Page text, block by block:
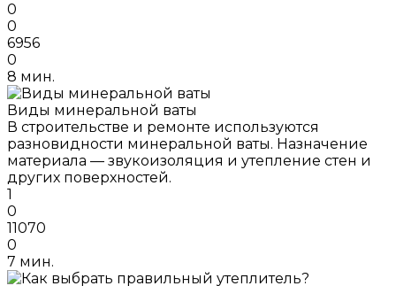
0
0
6956
0
8 мин.
Виды минеральной ваты
В строительстве и ремонте используются
разновидности минеральной ваты. Назначение
материала — звукоизоляция и утепление стен и
других поверхностей.
1
0
11070
0
7 мин.